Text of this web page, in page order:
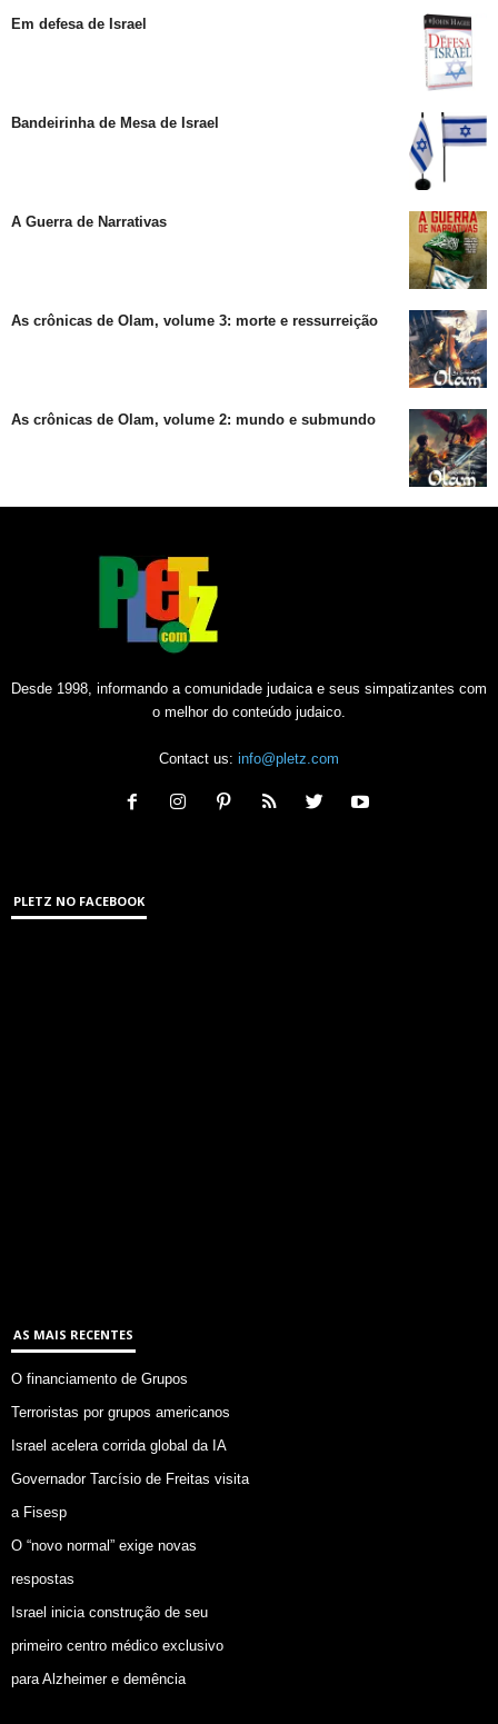
Em defesa de Israel
Bandeirinha de Mesa de Israel
A Guerra de Narrativas
As crônicas de Olam, volume 3: morte e ressurreição
As crônicas de Olam, volume 2: mundo e submundo
Desde 1998, informando a comunidade judaica e seus simpatizantes com
o melhor do conteúdo judaico.
Contact us: info@pletz.com
PLETZ NO FACEBOOK
AS MAIS RECENTES
O financiamento de Grupos
Terroristas por grupos americanos
Israel acelera corrida global da IA
Governador Tarcísio de Freitas visita
a Fisesp
O “novo normal” exige novas
respostas
Israel inicia construção de seu
primeiro centro médico exclusivo
para Alzheimer e demência